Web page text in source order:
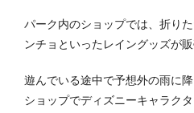
パーク内のショップでは、折り
ンチョといったレイングッズが販
遊んでいる途中で予想外の雨に
ショップでディズニーキャラク